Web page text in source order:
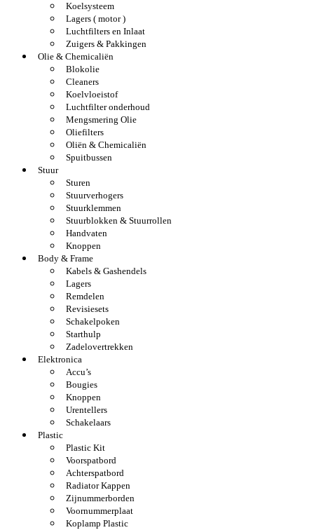
Koelsysteem
Lagers ( motor )
Luchtfilters en Inlaat
Zuigers & Pakkingen
Olie & Chemicaliën
Blokolie
Cleaners
Koelvloeistof
Luchtfilter onderhoud
Mengsmering Olie
Oliefilters
Oliën & Chemicaliën
Spuitbussen
Stuur
Sturen
Stuurverhogers
Stuurklemmen
Stuurblokken & Stuurrollen
Handvaten
Knoppen
Body & Frame
Kabels & Gashendels
Lagers
Remdelen
Revisiesets
Schakelpoken
Starthulp
Zadelovertrekken
Elektronica
Accu’s
Bougies
Knoppen
Urentellers
Schakelaars
Plastic
Plastic Kit
Voorspatbord
Achterspatbord
Radiator Kappen
Zijnummerborden
Voornummerplaat
Koplamp Plastic